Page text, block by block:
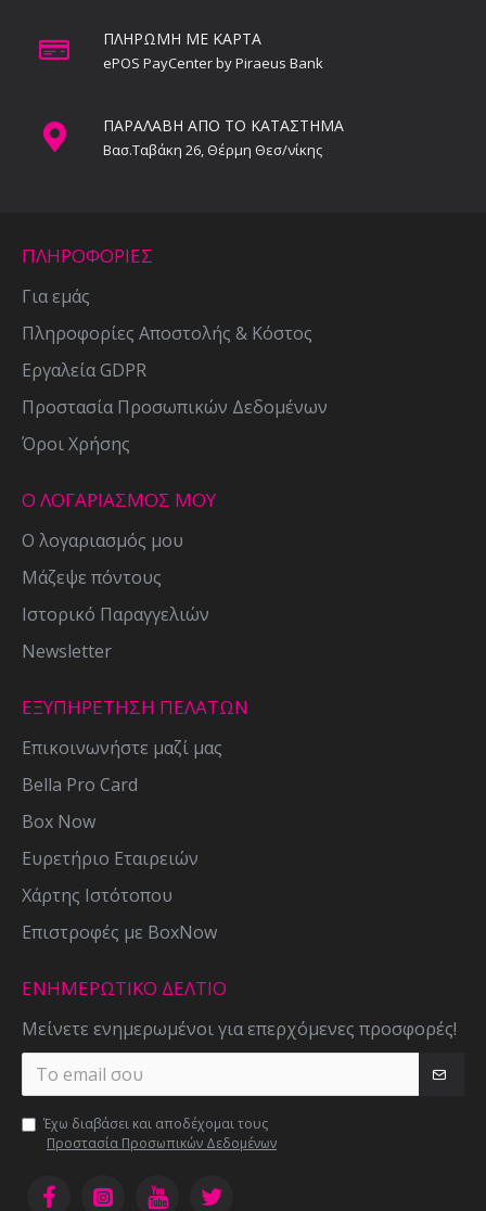
ΠΛΗΡΩΜΗ ΜΕ ΚΑΡΤΑ
ePOS PayCenter by Piraeus Bank
ΠΑΡΑΛΑΒΗ ΑΠΟ ΤΟ ΚΑΤΑΣΤΗΜΑ
Βασ.Ταβάκη 26, Θέρμη Θεσ/νίκης
ΠΛΗΡΟΦΟΡΙΕΣ
Για εμάς
Πληροφορίες Αποστολής & Κόστος
Εργαλεία GDPR
Προστασία Προσωπικών Δεδομένων
Όροι Χρήσης
Ο ΛΟΓΑΡΙΑΣΜΟΣ ΜΟΥ
Ο λογαριασμός μου
Μάζεψε πόντους
Ιστορικό Παραγγελιών
Newsletter
ΕΞΥΠΗΡΕΤΗΣΗ ΠΕΛΑΤΩΝ
Επικοινωνήστε μαζί μας
Bella Pro Card
Box Now
Ευρετήριο Εταιρειών
Χάρτης Ιστότοπου
Επιστροφές με BoxNow
ΕΝΗΜΕΡΩΤΙΚΌ ΔΕΛΤΊΟ
Μείνετε ενημερωμένοι για επερχόμενες προσφορές!
Έχω διαβάσει και αποδέχομαι τους
Προστασία Προσωπικών Δεδομένων